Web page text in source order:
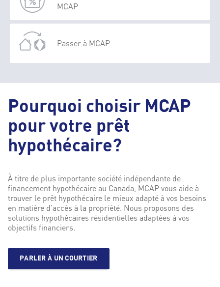
MCAP
Passer à MCAP
Pourquoi choisir MCAP
pour votre prêt
hypothécaire?
À titre de plus importante société indépendante de
financement hypothécaire au Canada, MCAP vous aide à
trouver le prêt hypothécaire le mieux adapté à vos besoins
en matière d’accès à la propriété. Nous proposons des
solutions hypothécaires résidentielles adaptées à vos
objectifs financiers.
PARLER À UN COURTIER